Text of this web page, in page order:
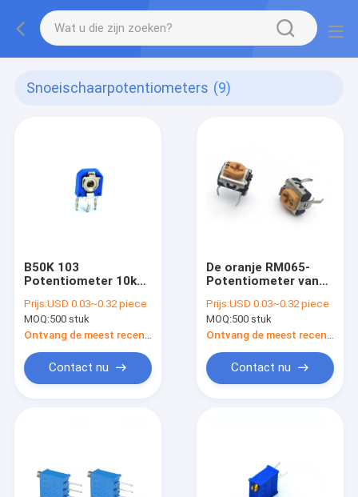
Snoeischaarpotentiometers (9)
B50K 103
Potentiometer 10k
Potentiometer Hoge
Precisie
Prijs:USD 0.03~0.32 piece
MOQ:500 stuk
Contact nu
De oranje RM065-
Potentiometer van
van Ce van
Prijs:USD 0.03~0.32 piece
MOQ:500 stuk
Contact nu